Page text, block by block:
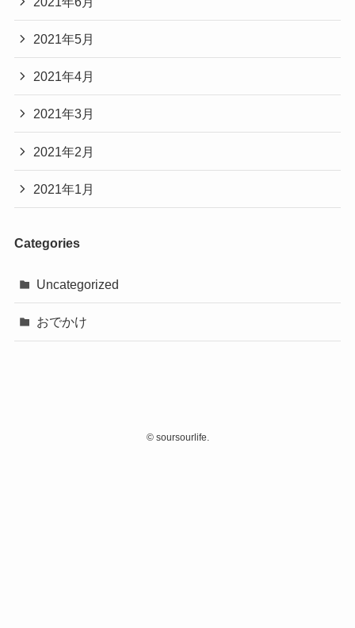
2021年5月
2021年4月
2021年3月
2021年2月
2021年1月
Categories
Uncategorized
おでかけ
©soursourlife.